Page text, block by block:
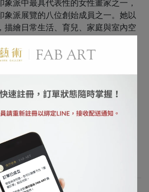
象派中最具代表性的女性畫家之一，
象派展覽的八位創始成員之一。她以
描繪日常生活、育兒、家庭與室內空
不失力量，筆觸輕盈而富有韻律。代
、《夏日》等作品，以淡雅色彩與透
史。她的藝術不僅具有美學意義，更
別意識的啟蒙，讓女性在畫布上擁有
間與語言。